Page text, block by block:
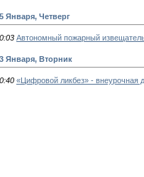
Января, Четверг
Автономный пожарный
Января, Вторник
«Цифровой ликбез» - внеурочная